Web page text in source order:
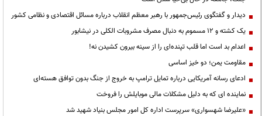
دیدار و گفتگوی رئیس‌جمهور با رهبر معظم انقلاب درباره مسائل اقتصادی و نظامی کشور
یک کشته و ۱۲ مسموم به دنبال مصرف مشروبات الکلی در نیشابور
اعدام بد است اما قلب تپنده‌ای را از سینه بیرون کشیدن نه!
مقاومت یمن؛ دو خیز اساسی
ادعای رسانه آمریکایی درباره تمایل ترامپ به خروج از جنگ بدون توافق هسته‌ای
نماینده ای که به دلیل مشکلات مالی موبایلش را فروخت
«علیرضا شهسواری» سرپرست اداره کل امور مجلس بنیاد شهید شد